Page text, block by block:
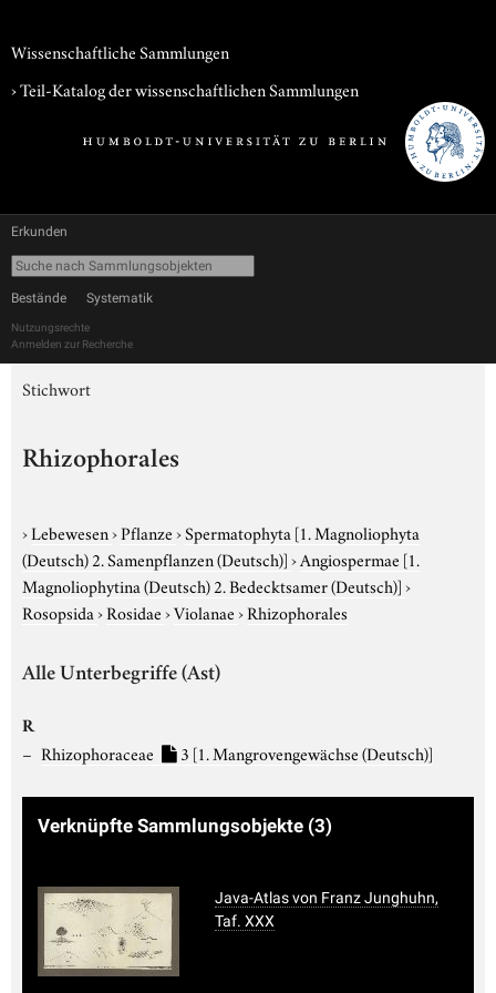
Wissenschaftliche Sammlungen
› Teil-Katalog der wissenschaftlichen Sammlungen
Erkunden
Bestände Systematik
Nutzungsrechte
Anmelden zur Recherche
Stichwort
Rhizophorales
›Lebewesen›Pflanze›Spermatophyta [1. Magnoliophyta
(Deutsch) 2. Samenpflanzen (Deutsch)]›Angiospermae [1.
Magnoliophytina (Deutsch) 2. Bedecktsamer (Deutsch)]›
Rosopsida›Rosidae›Violanae›Rhizophorales
Alle Unterbegriffe (Ast)
R
Rhizophoraceae 3 [1. Mangrovengewächse (Deutsch)]
Verknüpfte Sammlungsobjekte (3)
Java-Atlas von Franz Junghuhn,
Taf. XXX